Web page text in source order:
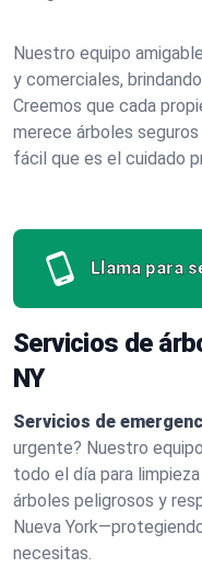
Nuestro equipo
y comerciales,
Creemos que cada
merece árboles
fácil que es el cuidado
Llama para
Servicios de
NY
Servicios de
urgente? Nuestro
todo el día para
árboles peligrosos y
Nueva
necesitas.